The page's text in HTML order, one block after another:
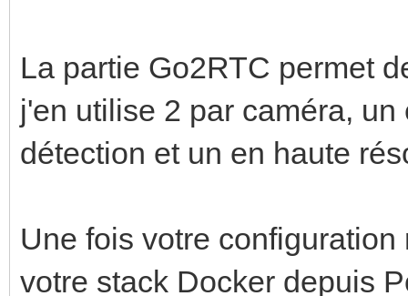
person:
min_area: 5000
max_area: 100000
min_score: 0.7
birdseye:
La partie Go2RTC permet
j'en utilise 2 par caméra,
détection et un en haute
Une fois votre
votre stack Docker depuis